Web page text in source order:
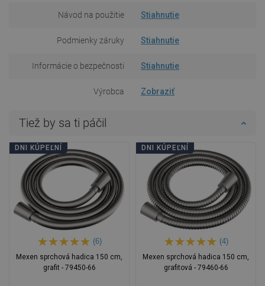
Návod na použitie Stiahnutie
Podmienky záruky Stiahnutie
Informácie o bezpečnosti Stiahnutie
Výrobca Zobraziť
Tiež by sa ti páčil
DNI KÚPEĽNÍ
(6)
Mexen sprchová hadica 150 cm,
grafit - 79450-66
DNI KÚPEĽNÍ
(4)
Mexen sprchová hadica 150 cm,
grafitová - 79460-66